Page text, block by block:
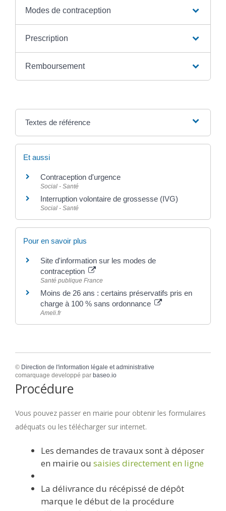
Modes de contraception
Prescription
Remboursement
Textes de référence
Et aussi
Contraception d'urgence
Social - Santé
Interruption volontaire de grossesse (IVG)
Social - Santé
Pour en savoir plus
Site d'information sur les modes de
contraception
Santé publique France
Moins de 26 ans : certains préservatifs pris en
charge à 100 % sans ordonnance
Ameli.fr
© Direction de l'information légale et administrative
comarquage developpé par baseo.io
Procédure
Vous pouvez passer en mairie pour obtenir les formulaires
adéquats ou les télécharger sur internet.
Les demandes de travaux sont à déposer
en mairie ou saisies directement en ligne
La délivrance du récépissé de dépôt
marque le début de la procédure